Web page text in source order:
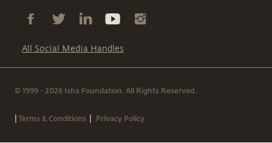
All Social Media Handles
© 1999 - 2026 Isha Foundation. All Rights Reserved.
|Terms & Conditions | Privacy Policy